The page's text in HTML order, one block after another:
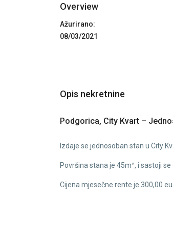
Overview
Ažurirano:
08/03/2021
Opis nekretnine
Podgorica, City Kvart –
Izdaje se jednosoban stan u City
Površina stana je 45m², i sastoji
Cijena mjesečne rente je 300,00